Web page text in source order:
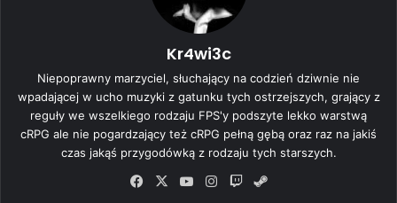
Kr4wi3c
Niepoprawny marzyciel, słuchający na codzień dziwnie nie
wpadającej w ucho muzyki z gatunku tych ostrzejszych, grający z
reguły we wszelkiego rodzaju FPS'y podszyte lekko warstwą
cRPG ale nie pogardzający też cRPG pełną gębą oraz raz na jakiś
czas jakąś przygodówką z rodzaju tych starszych.
Fa
X
Yo
Ins
Tw